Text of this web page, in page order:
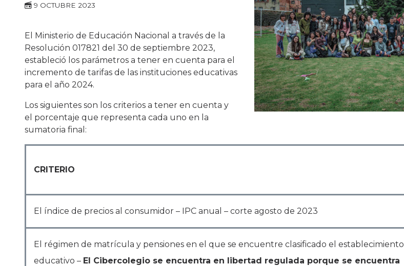
9 OCTUBRE 2023
El Ministerio de Educación Nacional a través de la
Resolución 017821 del 30 de septiembre 2023,
estableció los parámetros a tener en cuenta para el
incremento de tarifas de las instituciones educativas
para el año 2024.
Los siguientes son los criterios a tener en cuenta y
el porcentaje que representa cada uno en la
sumatoria final:
CRITERIO
El índice de precios al consumidor – IPC anual – corte agosto de 2023
El régimen de matrícula y pensiones en el que se encuentre clasificado el establecimiento
educativo – El Cibercolegio se encuentra en libertad regulada porque se encuentra